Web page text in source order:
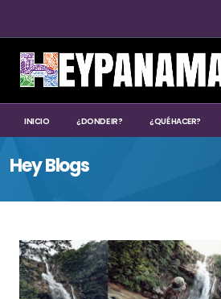
INICIO ¿DONDE IR? ¿QUÉ HACER?
Hey Blogs